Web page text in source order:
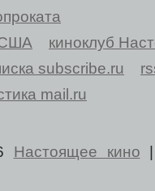
США
киноклуб
subscribe.ru
mail.ru
Настоящее кино